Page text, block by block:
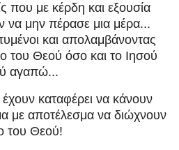
που με κέρδη και εξουσία
να μην πέρασε μια μέρα...
και απολαμβάνοντας
του Θεού όσο και το Ιησού
αγαπώ...
έχουν καταφέρει να κάνουν
με αποτέλεσμα να διώχνουν
του Θεού!